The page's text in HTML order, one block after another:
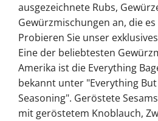
ausgezeichnete Rubs,
Gewürzmischungen an, die
Probieren Sie unser
Eine der beliebtesten
Amerika ist die Everything
bekannt unter "Everything But
Seasoning". Geröstete
mit geröstetem Knoblauch,